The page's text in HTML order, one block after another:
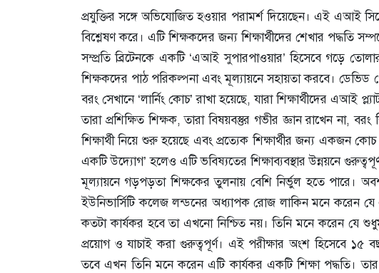
প্রযুক্তির সঙ্গে অভিযোজিত হওয়ার পরামর্শ দিয়েছেন। এই এআই
বিশ্লেষণ করে। এটি শিক্ষকদের জন্য শিক্ষার্থীদের শেখার পদ্ধতি
সম্প্রতি ব্রিটেনকে একটি ‘এআই সুপারপাওয়ার’ হিসেবে গড়ে
শিক্ষকদের পাঠ পরিকল্পনা এবং মূল্যায়নে সহায়তা করবে।
বরং সেখানে ‘লার্নিং কোচ’ রাখা হয়েছে, যারা শিক্ষার্থীদের এআই
তারা প্রশিক্ষিত শিক্ষক, তারা বিষয়বস্তুর গভীর জ্ঞান রাখেন না,
শিক্ষার্থী নিয়ে শুরু হয়েছে এবং প্রত্যেক শিক্ষার্থীর জন্য একজন
একটি উদ্যোগ’ হলেও এটি ভবিষ্যতের শিক্ষাব্যবস্থার উন্নয়নে
মূল্যায়নে গড়পড়তা শিক্ষকের তুলনায় বেশি নির্ভুল হতে পারে।
ইউনিভার্সিটি কলেজ লন্ডনের অধ্যাপক রোজ লাকিন মনে করেন
কতটা কার্যকর হবে তা এখনো নিশ্চিত নয়। তিনি মনে করেন যে
প্রয়োগ ও যাচাই করা গুরুত্বপূর্ণ। এই পরীক্ষার অংশ হিসেবে ১৫
তবে এখন তিনি মনে করেন এটি কার্যকর একটি শিক্ষা পদ্ধতি।